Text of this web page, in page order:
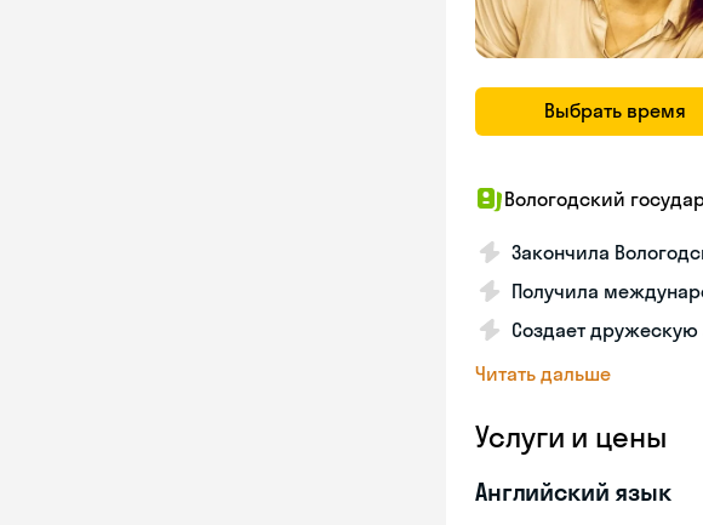
Выбрать время
Вологодский
Закончила
Получила
Создает
Читать дальше
Услуги и цены
Английский язык